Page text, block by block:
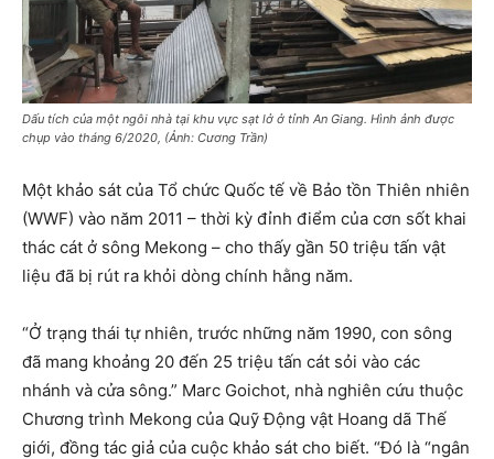
Dấu tích của một ngôi nhà tại khu vực sạt lở ở tỉnh An Giang. Hình ảnh được
chụp vào tháng 6/2020, (Ảnh: Cương Trần)
Một khảo sát của Tổ chức Quốc tế về Bảo tồn Thiên nhiên
(WWF) vào năm 2011 – thời kỳ đỉnh điểm của cơn sốt khai
thác cát ở sông Mekong – cho thấy gần 50 triệu tấn vật
liệu đã bị rút ra khỏi dòng chính hằng năm.
“Ở trạng thái tự nhiên, trước những năm 1990, con sông
đã mang khoảng 20 đến 25 triệu tấn cát sỏi vào các
nhánh và cửa sông.” Marc Goichot, nhà nghiên cứu thuộc
Chương trình Mekong của Quỹ Động vật Hoang dã Thế
giới, đồng tác giả của cuộc khảo sát cho biết. “Đó là “ngân